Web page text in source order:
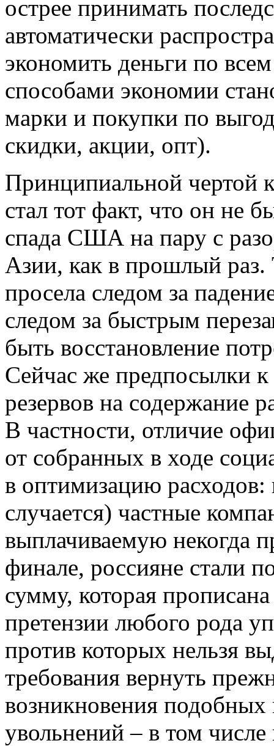
острее принимать
автоматически
экономить деньги по
способами экономии
марки и покупки по
скидки, акции, опт).
Принципиальной чертой
стал тот факт, что он не
спада США на пару с
Азии, как в прошлый раз.
просела следом за
следом за быстрым
быть восстановление
Сейчас же предпосылки
резервов на содержание
В частности, отличие
от собранных в ходе
в оптимизацию расходов:
случается) частные
выплачиваемую некогда
финале, россияне стали
сумму, которая
претензии любого рода
против которых нельзя
требования вернуть
возникновения подобных
увольнений – в том